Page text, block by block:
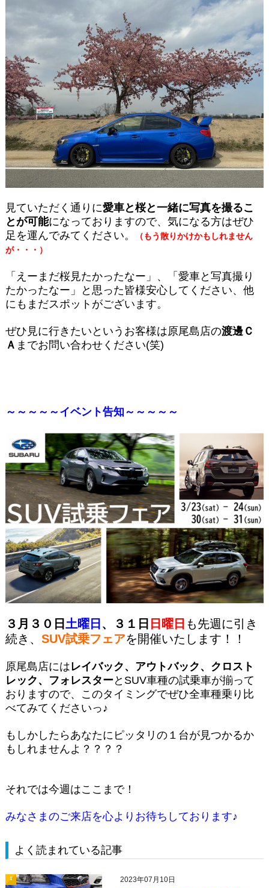
見ていただく通りに愛車と桜と一緒に写真を撮るこ
とが可能になっておりますので、気になる方はぜひ
足を運んでみてください。
（もう散りかけかもしれません
が・・・）
「えーまだ桜見たかったなー」、「愛車と写真撮り
たかったなー」と思った皆様安心してください、他
にもまだスポットがございます。
ぜひ見に行きたいというお客様は原尾島店の渡邊Ｃ
Ａ までお問い合わせください(笑)
～～～～～イベント告知～～～～～
３月３０日 土曜日 、３１日 日曜日 も先週に引き
続き、 SUV試乗フェアを開催いたします！！
原尾島店にはレイバック、アウトバック、クロスト
レック、フォレスターとSUV車種の試乗車が揃って
おりますので、このタイミングでぜひ全車種乗り比
べてみてくださいっ♪
もしかしたらあなたにピッタリの１台が見つかるか
もしれませんよ？？？？
それでは今週はここまで！
みなさまのご来店を心よりお待ちしております♪
よく読まれている記事
1 2023年07月10日